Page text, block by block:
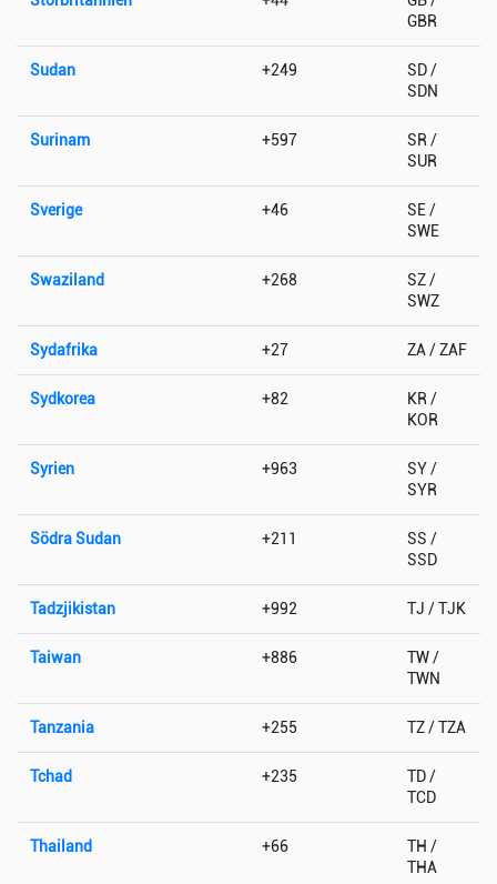
GBR
Sudan +249
SD /
SDN
Surinam +597
SR /
SUR
Sverige +46
SE /
SWE
Swaziland +268
SZ /
SWZ
Sydafrika +27 ZA / ZAF
Sydkorea +82
KR /
KOR
Syrien +963
SY /
SYR
Södra Sudan +211
SS /
SSD
Tadzjikistan +992 TJ / TJK
Taiwan +886
TW /
TWN
Tanzania +255 TZ / TZA
Tchad +235
TD /
TCD
Thailand +66
TH /
THA